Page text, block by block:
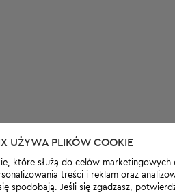
UŻYWA PLIKÓW COOKIE
które służą do celów marketingowych
treści i reklam oraz
Jeśli się zgadzasz,